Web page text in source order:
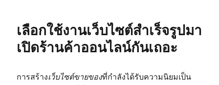
เลือกใช้งานเว็บไซต์สำเร็จรูปมา
เปิดร้านค้าออนไลน์กันเถอะ
การสร้างเว็บไซต์ขายของที่กำลังได้รับความนิยมเป็น